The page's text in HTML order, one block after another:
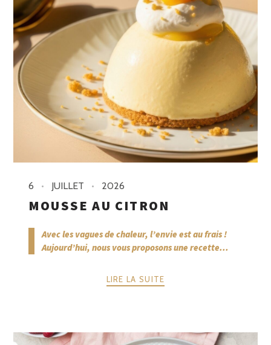
6 JUILLET 2026
MOUSSE AU CITRON
Avec les vagues de chaleur, l’envie est au frais !
Aujourd’hui, nous vous proposons une recette...
LIRE LA SUITE